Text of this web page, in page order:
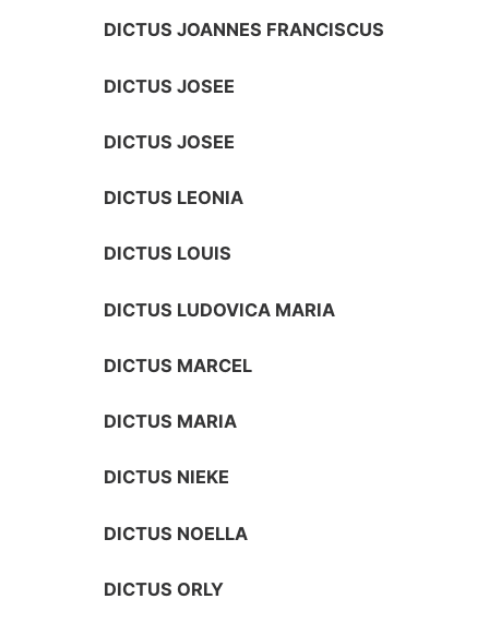
DICTUS JOANNES FRANCISCUS
DICTUS JOSEE
DICTUS JOSEE
DICTUS LEONIA
DICTUS LOUIS
DICTUS LUDOVICA MARIA
DICTUS MARCEL
DICTUS MARIA
DICTUS NIEKE
DICTUS NOELLA
DICTUS ORLY